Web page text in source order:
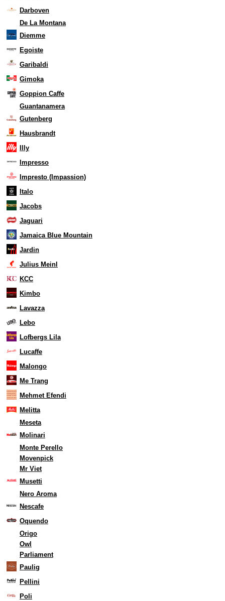
Darboven
De La Montana
Diemme
Egoiste
Garibaldi
Gimoka
Goppion Caffe
Guantanamera
Gutenberg
Hausbrandt
Illy
Impresso
Impresto (Impassion)
Italo
Jacobs
Jaguari
Jamaica Blue Mountain
Jardin
Julius Meinl
KCC
Kimbo
Lavazza
Lebo
Lofbergs Lila
Lucaffe
Malongo
Me Trang
Mehmet Efendi
Melitta
Meseta
Molinari
Monte Perello
Movenpick
Mr Viet
Musetti
Nero Aroma
Nescafe
Oquendo
Origo
Owl
Parliament
Paulig
Pellini
Poli